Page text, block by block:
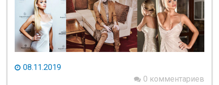
08.11.2019
0 комментариев